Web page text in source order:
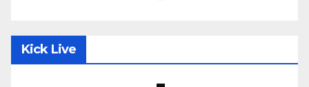
Kick Live